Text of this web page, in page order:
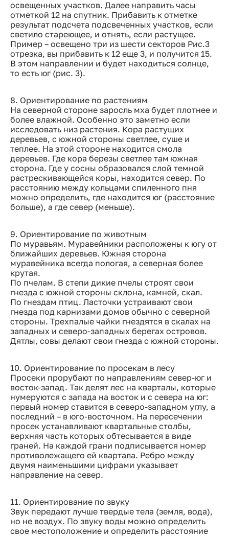
освещенных участков. Далее направить часы
отметкой 12 на спутник. Прибавить к отметке
результат подсчета подсвеченных участков, если
светило стареющее, и отнять, если растущее.
Пример – освещено три из шести секторов Рис.3
отрезка, вы прибавить к 12 еще 3, и получится 15.
В этом направлении и будет находиться солнце,
то есть юг (рис. 3).
8. Ориентирование по растениям
На северной стороне заросль мха будет плотнее и
более влажной. Особенно это заметно если
исследовать низ растения. Кора растущих
деревьев, с южной стороны светлее, суше и
теплее. На этой стороне находится смола
деревьев. Где кора березы светлее там южная
сторона. Где у сосны образовался слой темной
растрескивающейся коры, находится север. По
расстоянию между кольцами спиленного пня
можно определить, где находится юг (расстояние
больше), а где север (меньше).
9. Ориентирование по животным
По муравьям. Муравейники расположены к югу от
ближайших деревьев. Южная сторона
муравейника всегда пологая, а северная более
крутая.
По пчелам. В степи дикие пчелы строят свои
гнезда с южной стороны склона, камней, скал.
По гнездам птиц. Ласточки устраивают свои
гнезда под карнизами домов обычно с северной
стороны. Трехпалые чайки гнездятся в скалах на
западных и северо-западных берегах островов.
Дятлы, совы делают свои гнезда с южной стороны.
10. Ориентирование по просекам в лесу
Просеки прорубают по направлениям север-юг и
восток-запад. Так делят лес на кварталы, которые
нумеруются с запада на восток и с севера на юг:
первый номер ставится в северо-западном углу, а
последний – в юго-восточном. На пересечении
просек устанавливают квартальные столбы,
верхняя часть которых обтесывается в виде
граней. На каждой грани подписывается номер
противолежащего ей квартала. Ребро между
двумя наименьшими цифрами указывает
направление на север.
11. Ориентирование по звуку
Звук передают лучше твердые тела (земля, вода),
но не воздух. По звуку воды можно определить
свое местоположение и определить расстояние